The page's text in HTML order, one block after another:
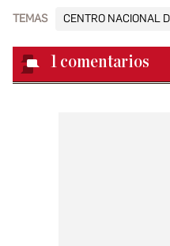
TEMAS CENTRO NACIONAL
1 comentarios